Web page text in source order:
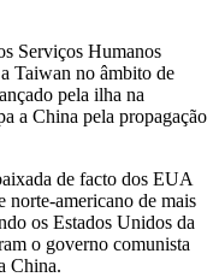
Serviços Humanos
Taiwan no âmbito de
pela ilha na
a China pela propagação
de facto dos EUA
norte-americano de mais
os Estados Unidos da
o governo comunista
China.